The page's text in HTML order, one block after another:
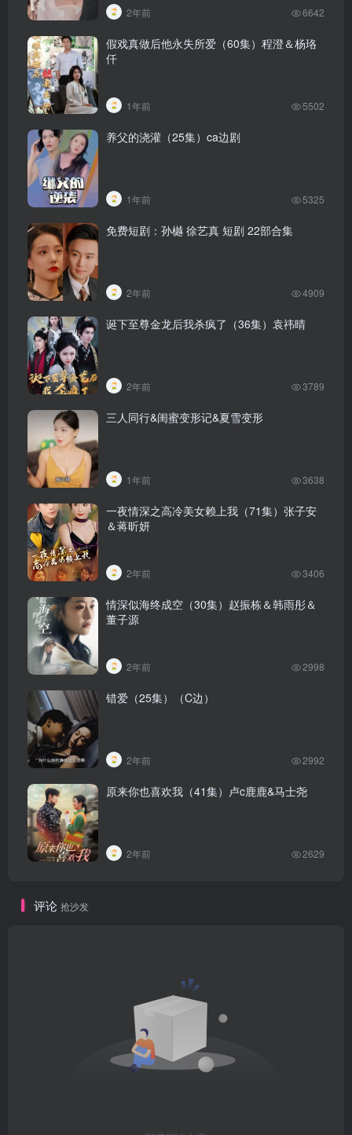
2年前 6642
假戏真做后他永失所爱（60集）程澄＆杨珞
仟
1年前 5502
养父的浇灌（25集）ca边剧
1年前 5325
免费短剧：孙樾 徐艺真 短剧 22部合集
2年前 4909
诞下至尊金龙后我杀疯了（36集）袁祎晴
2年前 3789
三人同行&闺蜜变形记&夏雪变形
1年前 3638
一夜情深之高冷美女赖上我（71集）张子安
＆蒋昕妍
2年前 3406
情深似海终成空（30集）赵振栋＆韩雨彤＆
董子源
2年前 2998
错爱（25集）（C边）
2年前 2992
原来你也喜欢我（41集）卢c鹿鹿&马士尧
2年前 2629
评论 抢沙发